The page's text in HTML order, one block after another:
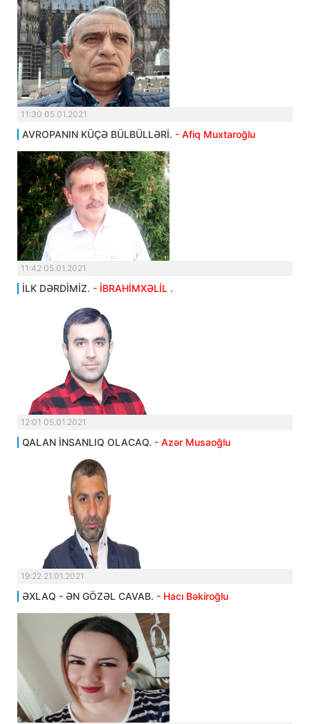
11:30 05.01.2021
AVROPANIN KÜÇƏ BÜLBÜLLƏRİ. - Afiq Muxtaroğlu
11:42 05.01.2021
İLK DƏRDİMİZ. - İBRAHİMXƏLİL .
12:01 05.01.2021
QALAN İNSANLIQ OLACAQ. - Azər Musaoğlu
19:22 21.01.2021
ƏXLAQ - ƏN GÖZƏL CAVAB. - Hacı Bəkiroğlu